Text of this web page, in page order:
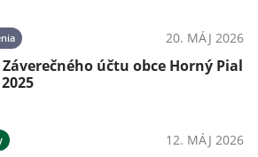
20. MÁJ 2026
účtu obce Horný Pial
12. MÁJ 2026